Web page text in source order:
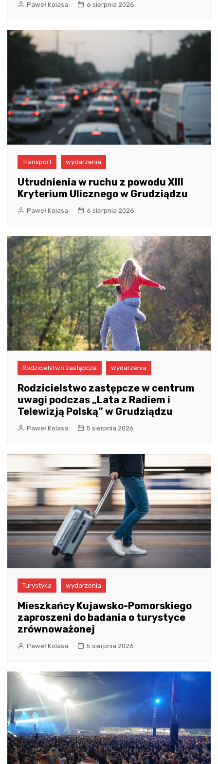
Paweł Kolasa 6 sierpnia 2026
Transport wydarzenia
Utrudnienia w ruchu z powodu XIII
Kryterium Ulicznego w Grudziądzu
Paweł Kolasa 6 sierpnia 2026
Rodzicielstwo zastępcze wydarzenia
Rodzicielstwo zastępcze w centrum
uwagi podczas „Lata z Radiem i
Telewizją Polską” w Grudziądzu
Paweł Kolasa 5 sierpnia 2026
Turystyka wydarzenia
Mieszkańcy Kujawsko-Pomorskiego
zaproszeni do badania o turystyce
zrównoważonej
Paweł Kolasa 5 sierpnia 2026